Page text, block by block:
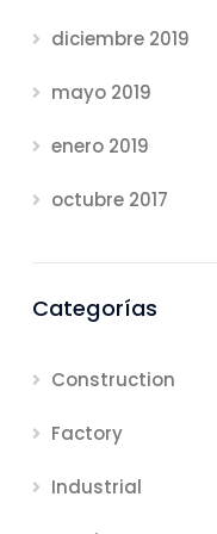
diciembre 2019
mayo 2019
enero 2019
octubre 2017
Categorías
Construction
Factory
Industrial